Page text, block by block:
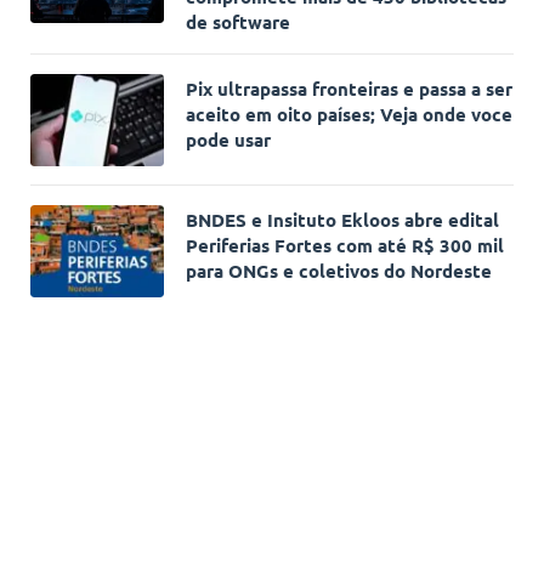
de software
Pix ultrapassa fronteiras e passa a ser
aceito em oito países; Veja onde voce
pode usar
BNDES e Insituto Ekloos abre edital
Periferias Fortes com até R$ 300 mil
para ONGs e coletivos do Nordeste